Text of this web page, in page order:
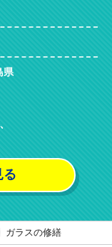
県
る
ガラスの修繕